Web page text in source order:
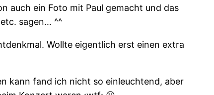
auch ein Foto mit Paul gemacht und das
sagen… ^^
Wollte eigentlich erst einen extra
kann fand ich nicht so einleuchtend, aber